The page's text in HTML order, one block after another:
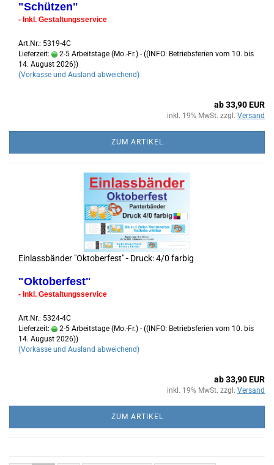
"Schützen"
- Inkl. Gestaltungsservice
Art.Nr.: 5319-4C
Lieferzeit:
2-5 Arbeitstage (Mo.-Fr.) - ((INFO: Betriebsferien vom 10. bis
14. August 2026))
(Vorkasse und Ausland abweichend)
ab 33,90 EUR
inkl. 19% MwSt. zzgl. Versand
ZUM ARTIKEL
Einlassbänder "Oktoberfest" - Druck: 4/0 farbig
"Oktoberfest"
- Inkl. Gestaltungsservice
Art.Nr.: 5324-4C
Lieferzeit:
2-5 Arbeitstage (Mo.-Fr.) - ((INFO: Betriebsferien vom 10. bis
14. August 2026))
(Vorkasse und Ausland abweichend)
ab 33,90 EUR
inkl. 19% MwSt. zzgl. Versand
ZUM ARTIKEL